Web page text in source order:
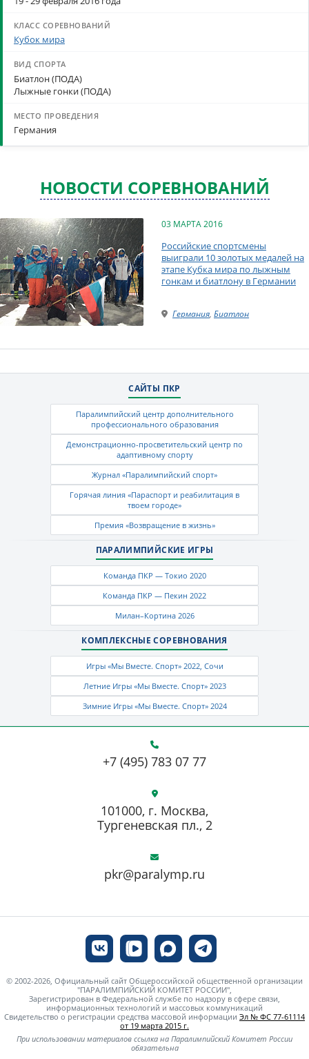
Кубок мира
Биатлон (ПОДА)
Лыжные гонки (ПОДА)
Германия
НОВОСТИ СОРЕВНОВАНИЙ
03 МАРТА 2016
Российские спортсмены
выиграли 10 золотых медалей на
этапе Кубка мира по лыжным
гонкам и биатлону в Германии
Германия, Биатлон
САЙТЫ ПКР
Паралимпийский центр дополнительного
профессионального образования
Демонстрационно-просветительский центр по
адаптивному спорту
Журнал «Паралимпийский спорт»
Горячая линия «Параспорт и реабилитация в
твоем городе»
Премия «Возвращение в жизнь»
ПАРАЛИМПИЙСКИЕ ИГРЫ
Команда ПКР — Токио 2020
Команда ПКР — Пекин 2022
Милан–Кортина 2026
КОМПЛЕКСНЫЕ СОРЕВНОВАНИЯ
Игры «Мы Вместе. Спорт» 2022, Сочи
Летние Игры «Мы Вместе. Спорт» 2023
Зимние Игры «Мы Вместе. Спорт» 2024
+7 (495) 783 07 77
pkr@paralymp.ru
101000, г. Москва,
Тургеневская пл., 2
© 2002-2026, Официальный сайт Общероссийской общественной организации
"ПАРАЛИМПИЙСКИЙ КОМИТЕТ РОССИИ",
Зарегистрирован в Федеральной службе по надзору в сфере связи,
информационных технологий и массовых коммуникаций
Свидетельство о регистрации средства массовой информации Эл № ФС 77-61114
от 19 марта 2015 г.
При использовании материалов ссылка на Паралимпийский Комитет России
обязательна